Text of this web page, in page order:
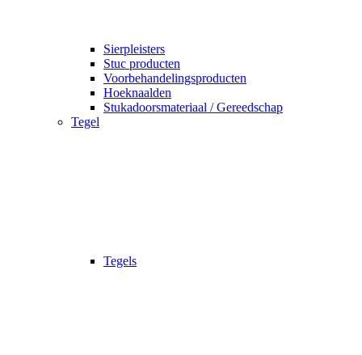
Sierpleisters
Stuc producten
Voorbehandelingsproducten
Hoeknaalden
Stukadoorsmateriaal / Gereedschap
Tegel
Tegels